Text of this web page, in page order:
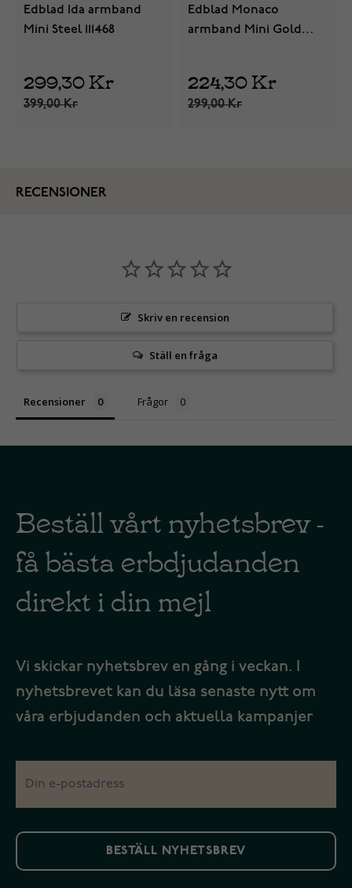
Edblad Ida armband
Mini Steel 111468
299,30 Kr
399,00 Kr
Edblad Monaco
armband Mini Gold
224,30 Kr
299,00 Kr
RECENSIONER
Skriv en recension
Ställ en fråga
Recensioner Frågor
Beställ vårt nyhetsbrev -
få bästa erbdjudanden
direkt i din mejl
Vi skickar nyhetsbrev en gång i veckan. I
nyhetsbrevet kan du läsa senaste nytt om
våra erbjudanden och aktuella kampanjer
BESTÄLL NYHETSBREV